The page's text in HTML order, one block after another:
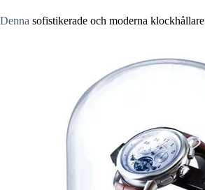
Denna sofistikerade och moderna klockhållare